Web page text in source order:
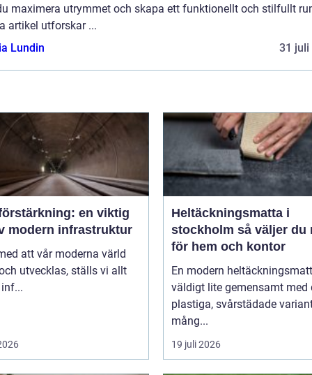
maximera utrymmet och skapa ett funktionellt och stilfullt
artikel utforskar ...
Lundin
31 juli
en viktig
modern infrastruktur
att vår moderna värld
utvecklas, ställs vi allt
Heltäckningsmatta i
stockholm så väljer du rätt
för hem och kontor
En modern
väldigt lite gemensamt med
plastiga, svårstädade
mång...
19 juli 2026